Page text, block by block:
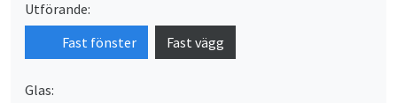
Utförande:
Fast fönster
Fast vägg
Glas: